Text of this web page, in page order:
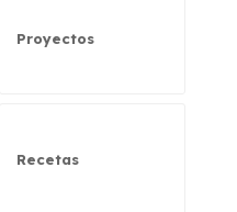
Proyectos
Recetas